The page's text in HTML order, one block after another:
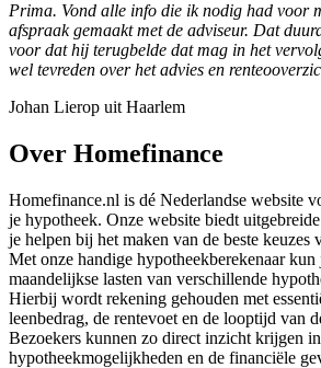
Prima. Vond alle info die ik nodig had voor
afspraak gemaakt met de adviseur. Dat
voor dat hij terugbelde dat mag in het
wel tevreden over het advies en
Johan Lierop uit Haarlem
Over Homefinance
Homefinance.nl is dé Nederlandse website
je hypotheek. Onze website biedt
je helpen bij het maken van de beste
Met onze handige hypotheekberekenaar
maandelijkse lasten van verschillende
Hierbij wordt rekening gehouden met
leenbedrag, de rentevoet en de looptijd van
Bezoekers kunnen zo direct inzicht krijgen
hypotheekmogelijkheden en de financiële